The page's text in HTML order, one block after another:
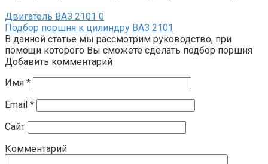
Двигатель ВАЗ 2101 0
Подбор поршня к цилиндру ВАЗ 2101
В данной статье мы рассмотрим руководство, при
помощи которого Вы сможете сделать подбор поршня
Добавить комментарий
Имя *
Email *
Сайт
Комментарий